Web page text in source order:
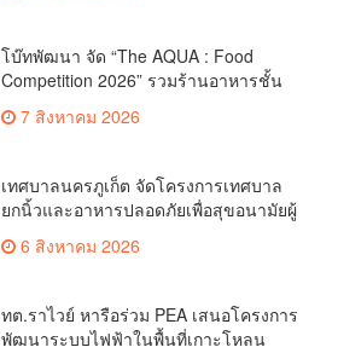
โบ๊ทพัฒนา จัด “The AQUA : Food
Competition 2026” รวมร้านอาหารชั้น
ศักยภาพ Food Destination ย่านเชิงทะเล
7 สิงหาคม 2026
เทศบาลนครภูเก็ต จัดโครงการเทศบาล
ยกนิ้วและอาหารปลอดภัยเพื่อสุขอนามัยผู้
6 สิงหาคม 2026
ทต.ราไวย์ หารือร่วม PEA เสนอโครงการ
พัฒนาระบบไฟฟ้าในพื้นที่เกาะโหลน